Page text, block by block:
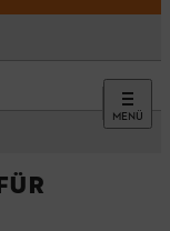
MENÜ